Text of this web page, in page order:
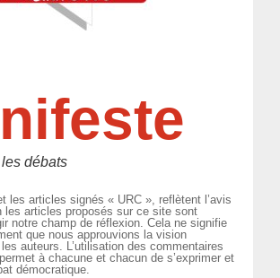
débats
les articles signés « URC », reflètent l’avis
les articles proposés sur ce site sont
notre champ de réflexion. Cela ne signifie
que nous approuvions la vision
auteurs. L’utilisation des commentaires
à chacune et chacun de s’exprimer et
démocratique.